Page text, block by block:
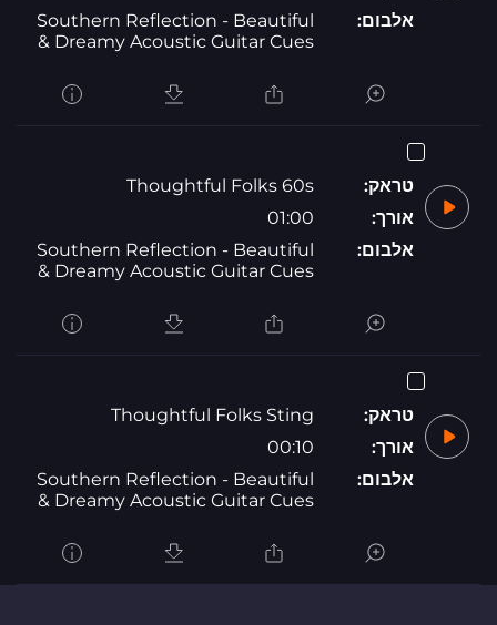
אלבום:
Southern Reflection - Beautiful
& Dreamy Acoustic Guitar Cues
טראק:
Thoughtful Folks 60s
אורך:
01:00
אלבום:
Southern Reflection - Beautiful
& Dreamy Acoustic Guitar Cues
טראק:
Thoughtful Folks Sting
אורך:
00:10
אלבום:
Southern Reflection - Beautiful
& Dreamy Acoustic Guitar Cues